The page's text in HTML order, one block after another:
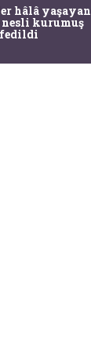
hâlâ yaşayan
nesli kurumuş